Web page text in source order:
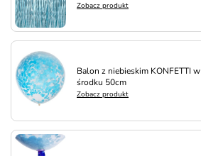
Zobacz produkt
Balon z niebieskim KONFETTI w
środku 50cm
Zobacz produkt